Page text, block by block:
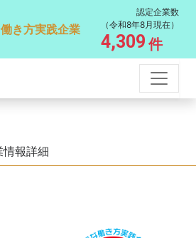
き方実践企業
認定企業数
（令和8年8月現在）
4,309 件
情報詳細